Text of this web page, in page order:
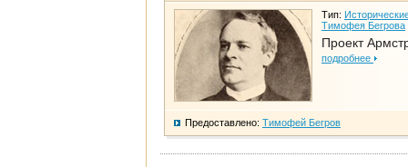
Тип:
Тимофея Бегрова
Проект
подробнее
Предоставлено: Тимофей Бегров